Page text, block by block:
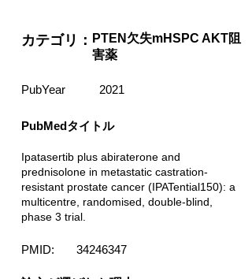
カテゴリ： PTEN欠失mHSPC AKT阻
害薬
PubYear 2021
PubMedタイトル
Ipatasertib plus abiraterone and
prednisolone in metastatic castration-
resistant prostate cancer (IPATential150): a
multicentre, randomised, double-blind,
phase 3 trial.
PMID: 34246347